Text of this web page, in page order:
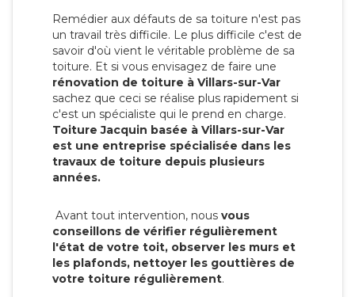
Remédier aux défauts de sa toiture n'est pas
un travail très difficile. Le plus difficile c'est de
savoir d'où vient le véritable problème de sa
toiture. Et si vous envisagez de faire une
rénovation de toiture à Villars-sur-Var
sachez que ceci se réalise plus rapidement si
c'est un spécialiste qui le prend en charge.
Toiture Jacquin basée à Villars-sur-Var
est une entreprise spécialisée dans les
travaux de toiture depuis plusieurs
années.
Avant tout intervention, nous vous
conseillons de vérifier régulièrement
l'état de votre toit, observer les murs et
les plafonds, nettoyer les gouttières de
votre toiture régulièrement.